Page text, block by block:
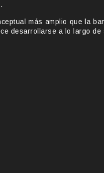
más amplio que la
desarrollarse a lo largo